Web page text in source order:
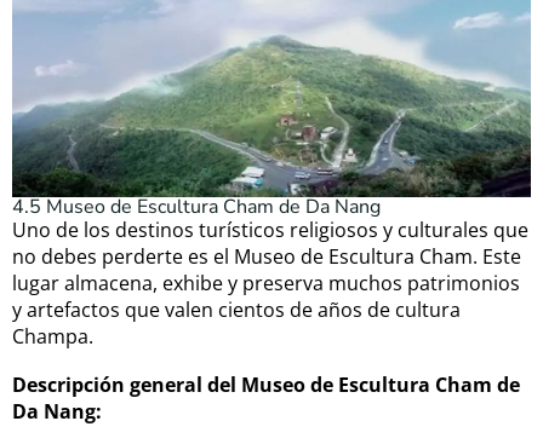
4.5 Museo de Escultura Cham de Da Nang
Uno de los destinos turísticos religiosos y culturales que
no debes perderte es el Museo de Escultura Cham. Este
lugar almacena, exhibe y preserva muchos patrimonios
y artefactos que valen cientos de años de cultura
Champa.
Descripción general del Museo de Escultura Cham de
Da Nang: